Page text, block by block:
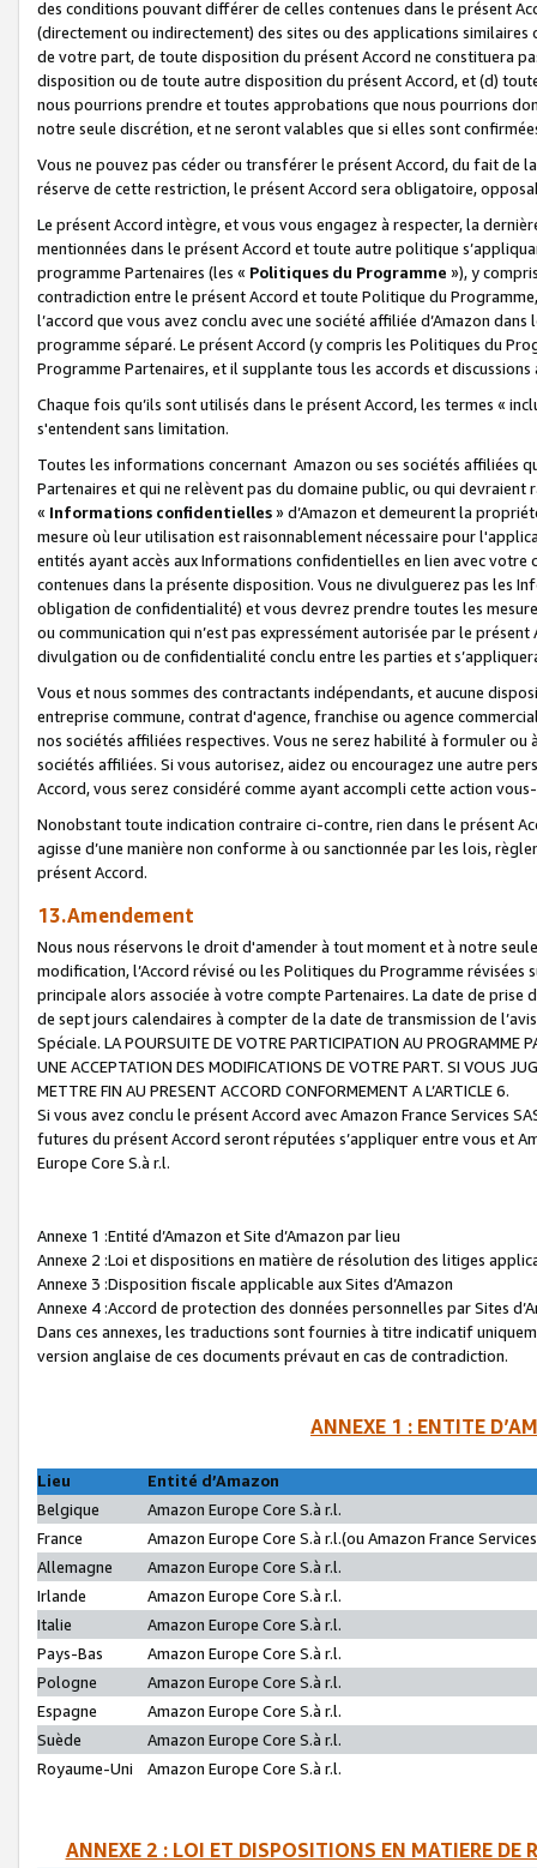
des conditions pouvant différer de celles contenues dans le présent
(directement ou indirectement) des sites ou des applications
de votre part, de toute disposition du présent Accord ne constituera
disposition ou de toute autre disposition du présent Accord, et (d)
nous pourrions prendre et toutes approbations que nous pourrions
notre seule discrétion, et ne seront valables que si elles sont
Vous ne pouvez pas céder ou transférer le présent Accord, du fait de
réserve de cette restriction, le présent Accord sera obligatoire,
Le présent Accord intègre, et vous vous engagez à respecter, la
mentionnées dans le présent Accord et toute autre politique
programme Partenaires (les « Politiques du Programme »), y
contradiction entre le présent Accord et toute Politique du
l’accord que vous avez conclu avec une société affiliée d’Amazon
programme séparé. Le présent Accord (y compris les Politiques du
Programme Partenaires, et il supplante tous les accords et discussions
Chaque fois qu’ils sont utilisés dans le présent Accord, les termes «
s'entendent sans limitation.
Toutes les informations concernant Amazon ou ses sociétés affiliées
Partenaires et qui ne relèvent pas du domaine public, ou qui
« Informations confidentielles» d’Amazon et demeurent la
mesure où leur utilisation est raisonnablement nécessaire pour
entités ayant accès aux Informations confidentielles en lien avec
contenues dans la présente disposition. Vous ne divulguerez pas les
obligation de confidentialité) et vous devrez prendre toutes les
ou communication qui n’est pas expressément autorisée par le
divulgation ou de confidentialité conclu entre les parties et
Vous et nous sommes des contractants indépendants, et aucune
entreprise commune, contrat d'agence, franchise ou agence
nos sociétés affiliées respectives. Vous ne serez habilité à formuler
sociétés affiliées. Si vous autorisez, aidez ou encouragez une autre
Accord, vous serez considéré comme ayant accompli cette action
Nonobstant toute indication contraire ci-contre, rien dans le présent
agisse d’une manière non conforme à ou sanctionnée par les lois,
présent Accord.
13.Amendement
Nous nous réservons le droit d'amender à tout moment et à notre
modification, l’Accord révisé ou les Politiques du Programme
principale alors associée à votre compte Partenaires. La date de
de sept jours calendaires à compter de la date de transmission de
Spéciale. LA POURSUITE DE VOTRE PARTICIPATION AU PROGRAMME
UNE ACCEPTATION DES MODIFICATIONS DE VOTRE PART. SI VOUS
METTRE FIN AU PRESENT ACCORD CONFORMEMENT A L’ARTICLE 6.
Si vous avez conclu le présent Accord avec Amazon France Services
futures du présent Accord seront réputées s’appliquer entre vous et
Europe Core S.à r.l.
Annexe 1 :Entité d’Amazon et Site d’Amazon par lieu
Annexe 2 :Loi et dispositions en matière de résolution des litiges
Annexe 3 :Disposition fiscale applicable aux Sites d’Amazon
Annexe 4 :Accord de protection des données personnelles par Sites
Dans ces annexes, les traductions sont fournies à titre indicatif
version anglaise de ces documents prévaut en cas de contradiction.
ANNEXE 1 : ENTITE
Lieu
Entité d’Amazon
Belgique
Amazon Europe Core S.à r.l.
France
Amazon Europe Core S.à r.l.(ou Amazon France
Allemagne
Amazon Europe Core S.à r.l.
Irlande
Amazon Europe Core S.à r.l.
Italie
Amazon Europe Core S.à r.l.
Pays-Bas
Amazon Europe Core S.à r.l.
Pologne
Amazon Europe Core S.à r.l.
Espagne
Amazon Europe Core S.à r.l.
Suède
Amazon Europe Core S.à r.l.
Royaume-Uni
Amazon Europe Core S.à r.l.
ANNEXE 2 : LOI ET DISPOSITIONS EN MATIERE DE